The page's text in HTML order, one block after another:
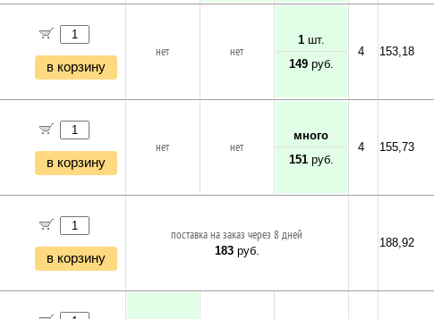
в корзину
нет нет
1шт.
149руб.
4 153,18
в корзину
нет нет
много
151руб.
4 155,73
в корзину
поставка на заказ через 8 дней
183руб.
188,92